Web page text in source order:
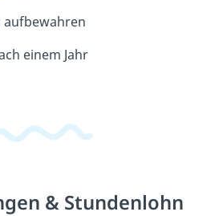
aufbewahren
einem Jahr
& Stundenlohn